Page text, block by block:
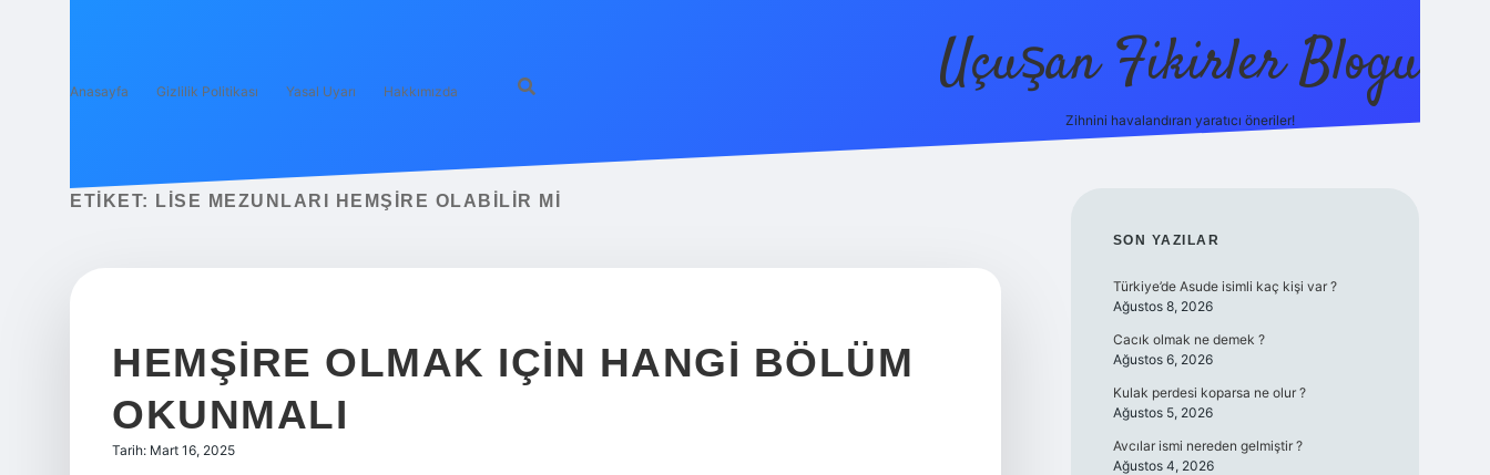
Anasayfa Gizlilik Politikası Yasal Uyarı Hakkımızda Uçuşan Fikirler Blogu
Zihnini havalandıran yaratıcı öneriler!
ETIKET: LISE MEZUNLARI HEMŞIRE OLABILIR MI
HEMŞIRE OLMAK IÇIN HANGI BÖLÜM
OKUNMALI
Tarih: Mart 16, 2025
SIDEBAR
SON YAZILAR
Türkiye’de Asude isimli kaç kişi var ?
Ağustos 8, 2026
Cacık olmak ne demek ?
Ağustos 6, 2026
Kulak perdesi koparsa ne olur ?
Ağustos 5, 2026
Avcılar ismi nereden gelmiştir ?
Ağustos 4, 2026